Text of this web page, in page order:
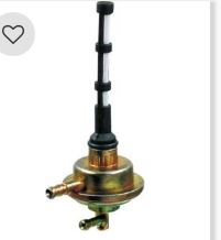
Lägg till i favoriter